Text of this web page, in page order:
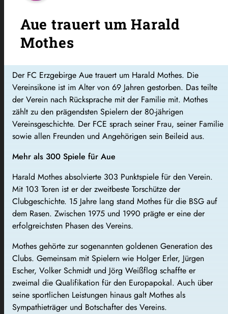
Aue trauert um Harald
Mothes
Der FC Erzgebirge Aue trauert um Harald Mothes. Die
Vereinsikone ist im Alter von 69 Jahren gestorben. Das teilte
der Verein nach Rücksprache mit der Familie mit. Mothes
zählt zu den prägendsten Spielern der 80-jährigen
Vereinsgeschichte. Der FCE sprach seiner Frau, seiner Familie
sowie allen Freunden und Angehörigen sein Beileid aus.
Mehr als 300 Spiele für Aue
Harald Mothes absolvierte 303 Punktspiele für den Verein.
Mit 103 Toren ist er der zweitbeste Torschütze der
Clubgeschichte. 15 Jahre lang stand Mothes für die BSG auf
dem Rasen. Zwischen 1975 und 1990 prägte er eine der
erfolgreichsten Phasen des Vereins.
Mothes gehörte zur sogenannten goldenen Generation des
Clubs. Gemeinsam mit Spielern wie Holger Erler, Jürgen
Escher, Volker Schmidt und Jörg Weißflog schaffte er
zweimal die Qualifikation für den Europapokal. Auch über
seine sportlichen Leistungen hinaus galt Mothes als
Sympathieträger und Botschafter des Vereins.